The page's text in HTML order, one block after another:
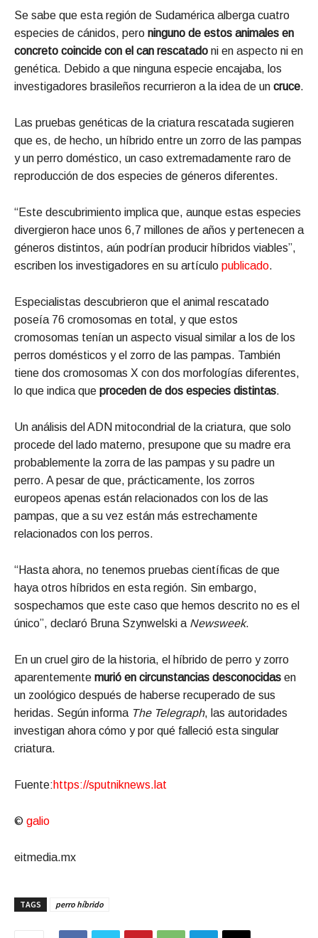
Se sabe que esta región de Sudamérica alberga cuatro
especies de cánidos, pero ninguno de estos animales en
concreto coincide con el can rescatado ni en aspecto ni en
genética. Debido a que ninguna especie encajaba, los
investigadores brasileños recurrieron a la idea de un cruce.
Las pruebas genéticas de la criatura rescatada sugieren
que es, de hecho, un híbrido entre un zorro de las pampas
y un perro doméstico, un caso extremadamente raro de
reproducción de dos especies de géneros diferentes.
“Este descubrimiento implica que, aunque estas especies
divergieron hace unos 6,7 millones de años y pertenecen a
géneros distintos, aún podrían producir híbridos viables”,
escriben los investigadores en su artículo publicado.
Especialistas descubrieron que el animal rescatado
poseía 76 cromosomas en total, y que estos
cromosomas tenían un aspecto visual similar a los de los
perros domésticos y el zorro de las pampas. También
tiene dos cromosomas X con dos morfologías diferentes,
lo que indica que proceden de dos especies distintas.
Un análisis del ADN mitocondrial de la criatura, que solo
procede del lado materno, presupone que su madre era
probablemente la zorra de las pampas y su padre un
perro. A pesar de que, prácticamente, los zorros
europeos apenas están relacionados con los de las
pampas, que a su vez están más estrechamente
relacionados con los perros.
“Hasta ahora, no tenemos pruebas científicas de que
haya otros híbridos en esta región. Sin embargo,
sospechamos que este caso que hemos descrito no es el
único”, declaró Bruna Szynwelski a Newsweek.
En un cruel giro de la historia, el híbrido de perro y zorro
aparentemente murió en circunstancias desconocidas en
un zoológico después de haberse recuperado de sus
heridas. Según informa The Telegraph, las autoridades
investigan ahora cómo y por qué falleció esta singular
criatura.
Fuente:https://sputniknews.lat
© galio
eitmedia.mx
TAGS perro híbrido